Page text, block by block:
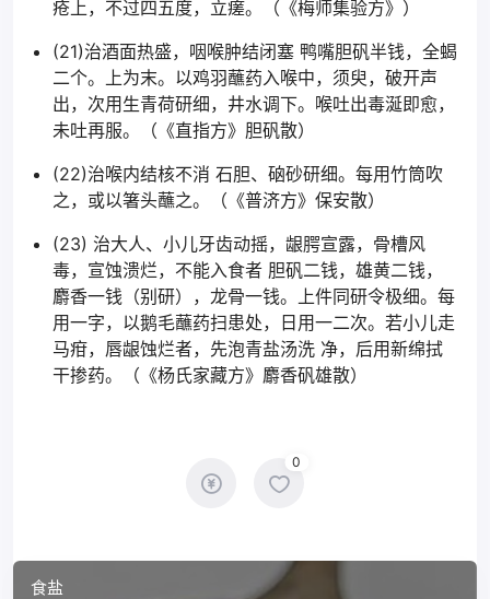
疮上，不过四五度，立瘥。（《梅师集验方》）
(21)治酒面热盛，咽喉肿结闭塞 鸭嘴胆矾半钱，全蝎
二个。上为末。以鸡羽蘸药入喉中，须臾，破开声
出，次用生青荷研细，井水调下。喉吐出毒涎即愈，
未吐再服。（《直指方》胆矾散）
(22)治喉内结核不消 石胆、硇砂研细。每用竹筒吹
之，或以箸头蘸之。（《普济方》保安散）
(23) 治大人、小儿牙齿动摇，龈腭宣露，骨槽风
毒，宣蚀溃烂，不能入食者 胆矾二钱，雄黄二钱，
麝香一钱（别研），龙骨一钱。上件同研令极细。每
用一字，以鹅毛蘸药扫患处，日用一二次。若小儿走
马疳，唇龈蚀烂者，先泡青盐汤洗 净，后用新绵拭
干掺药。（《杨氏家藏方》麝香矾雄散）
0
食盐